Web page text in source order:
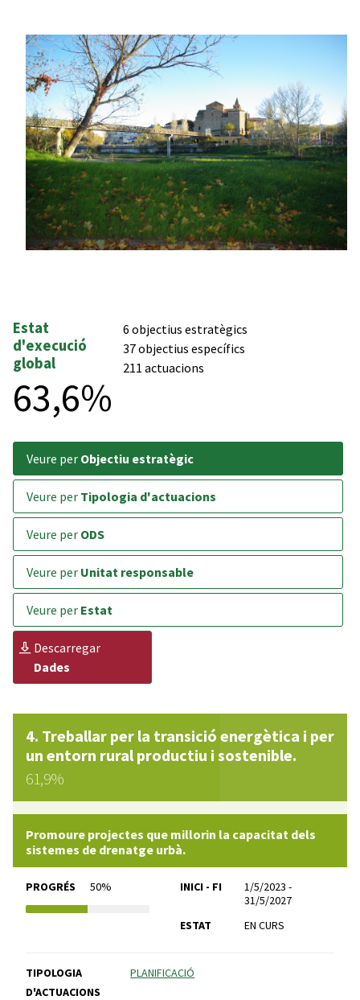
Estat
d'execució
global
63,6%
6 objectius estratègics
37 objectius específics
211 actuacions
veure per Objectiu estratègic
veure per Tipologia d'actuacions
veure per ODS
veure per Unitat responsable
veure per Estat
descarregar
Dades
Treballar per la transició energètica i per
un entorn rural productiu i sostenible.
61,9%
Promoure projectes que millorin la capacitat dels
sistemes de drenatge urbà.
PROGRÉS 50% INICI - FI
1/5/2023 -
31/5/2027
ESTAT
EN CURS
TIPOLOGIA
D'ACTUACIONS
PLANIFICACIÓ